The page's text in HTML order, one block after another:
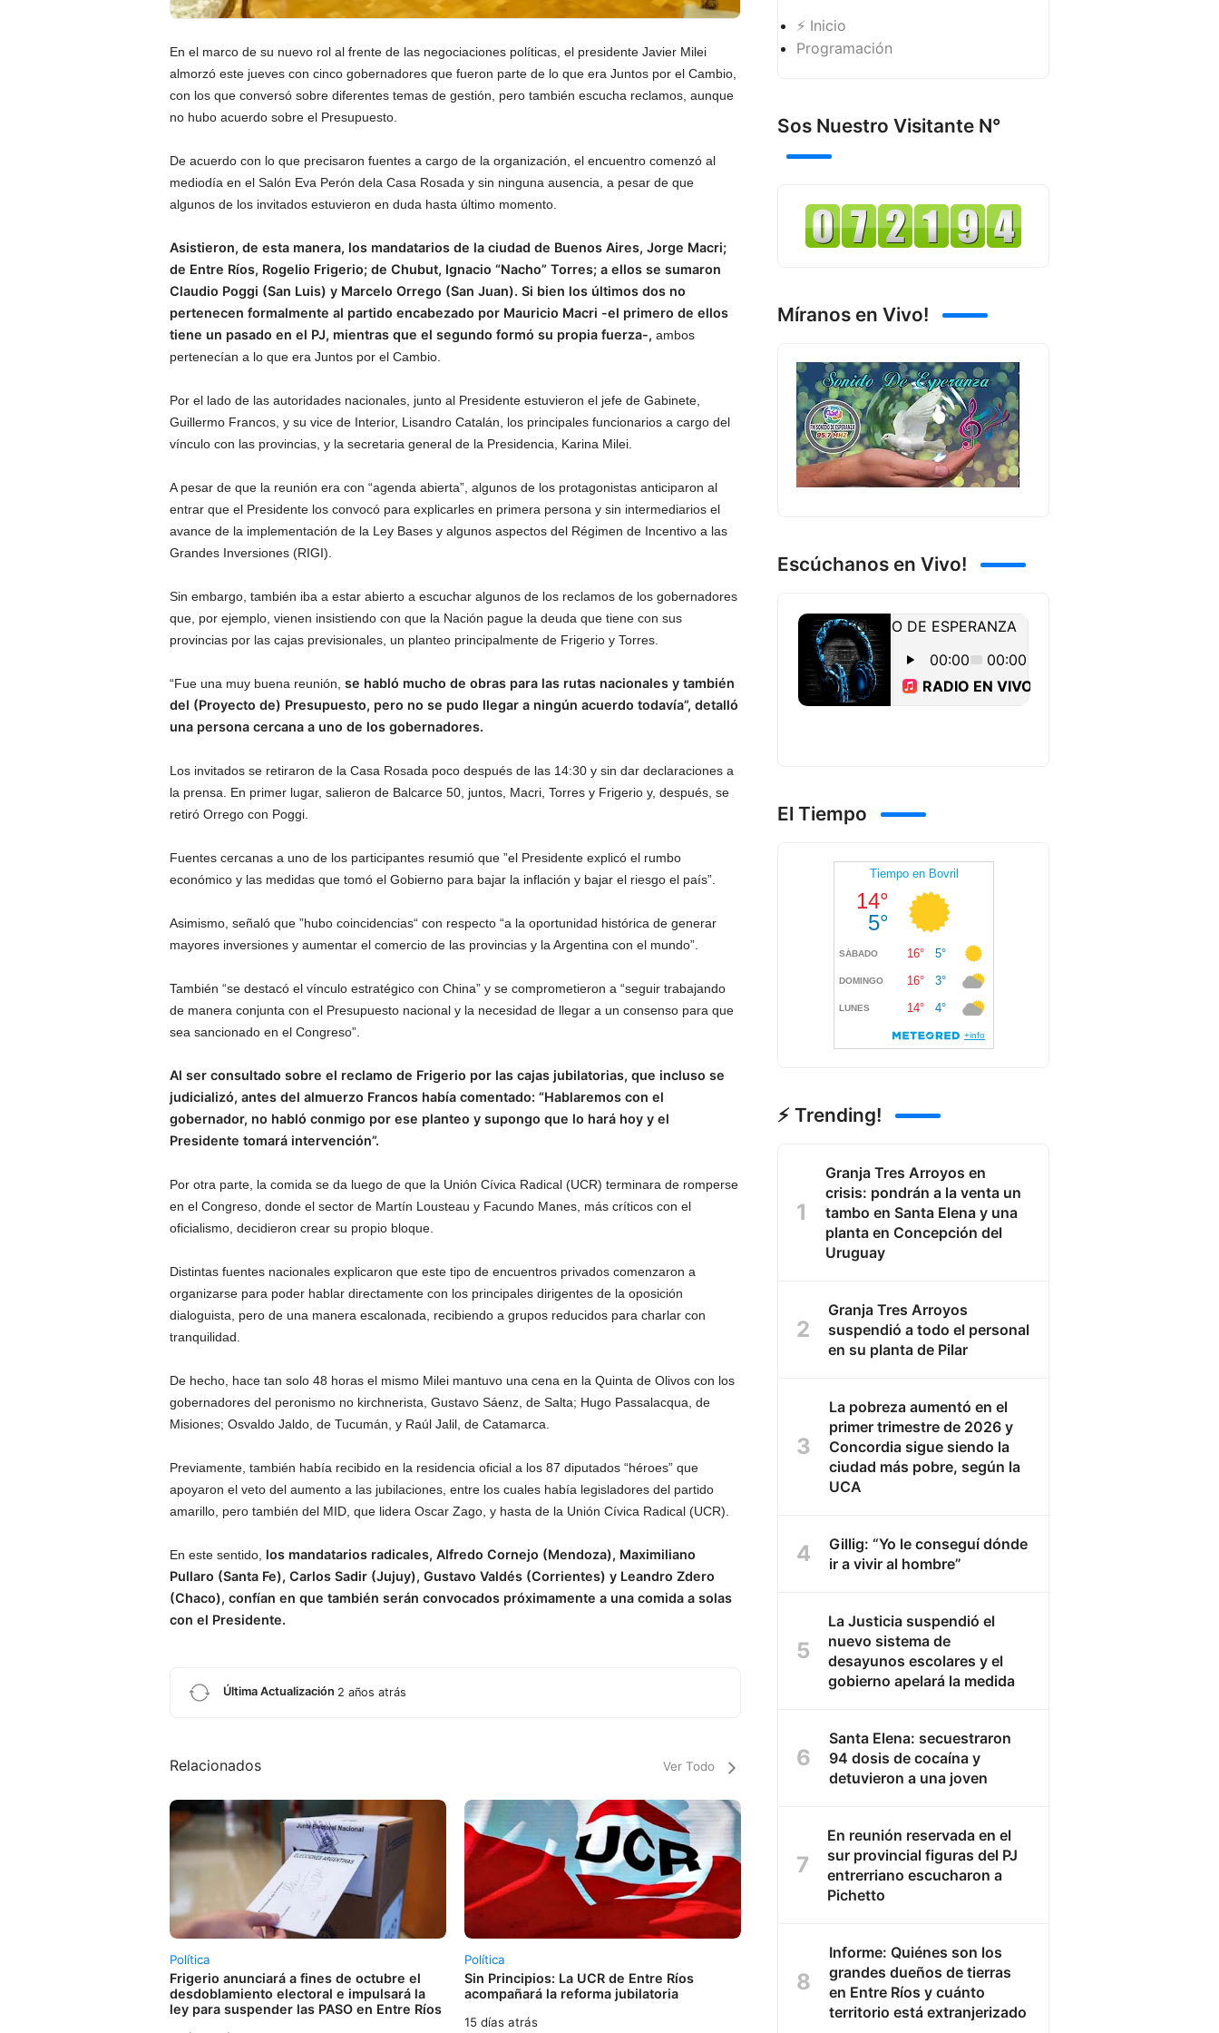
En el marco de su nuevo rol al frente de las negociaciones políticas, el presidente Javier Milei
almorzó este jueves con cinco gobernadores que fueron parte de lo que era Juntos por el Cambio,
con los que conversó sobre diferentes temas de gestión, pero también escucha reclamos, aunque
no hubo acuerdo sobre el Presupuesto.
De acuerdo con lo que precisaron fuentes a cargo de la organización, el encuentro comenzó al
mediodía en el Salón Eva Perón dela Casa Rosada y sin ninguna ausencia, a pesar de que
algunos de los invitados estuvieron en duda hasta último momento.
Asistieron, de esta manera, los mandatarios de la ciudad de Buenos Aires, Jorge Macri;
de Entre Ríos, Rogelio Frigerio; de Chubut, Ignacio “Nacho” Torres; a ellos se sumaron
Claudio Poggi (San Luis) y Marcelo Orrego (San Juan). Si bien los últimos dos no
pertenecen formalmente al partido encabezado por Mauricio Macri -el primero de ellos
tiene un pasado en el PJ, mientras que el segundo formó su propia fuerza-, ambos
pertenecían a lo que era Juntos por el Cambio.
Por el lado de las autoridades nacionales, junto al Presidente estuvieron el jefe de Gabinete,
Guillermo Francos, y su vice de Interior, Lisandro Catalán, los principales funcionarios a cargo del
vínculo con las provincias, y la secretaria general de la Presidencia, Karina Milei.
A pesar de que la reunión era con “agenda abierta”, algunos de los protagonistas anticiparon al
entrar que el Presidente los convocó para explicarles en primera persona y sin intermediarios el
avance de la implementación de la Ley Bases y algunos aspectos del Régimen de Incentivo a las
Grandes Inversiones (RIGI).
Sin embargo, también iba a estar abierto a escuchar algunos de los reclamos de los gobernadores
que, por ejemplo, vienen insistiendo con que la Nación pague la deuda que tiene con sus
provincias por las cajas previsionales, un planteo principalmente de Frigerio y Torres.
“Fue una muy buena reunión, se habló mucho de obras para las rutas nacionales y también
del (Proyecto de) Presupuesto, pero no se pudo llegar a ningún acuerdo todavía”, detalló
una persona cercana a uno de los gobernadores.
Los invitados se retiraron de la Casa Rosada poco después de las 14:30 y sin dar declaraciones a
la prensa. En primer lugar, salieron de Balcarce 50, juntos, Macri, Torres y Frigerio y, después, se
retiró Orrego con Poggi.
Fuentes cercanas a uno de los participantes resumió que ”el Presidente explicó el rumbo
económico y las medidas que tomó el Gobierno para bajar la inflación y bajar el riesgo el país”.
Asimismo, señaló que ”hubo coincidencias“ con respecto “a la oportunidad histórica de generar
mayores inversiones y aumentar el comercio de las provincias y la Argentina con el mundo”.
También “se destacó el vínculo estratégico con China” y se comprometieron a “seguir trabajando
de manera conjunta con el Presupuesto nacional y la necesidad de llegar a un consenso para que
sea sancionado en el Congreso”.
Al ser consultado sobre el reclamo de Frigerio por las cajas jubilatorias, que incluso se
judicializó, antes del almuerzo Francos había comentado: “Hablaremos con el
gobernador, no habló conmigo por ese planteo y supongo que lo hará hoy y el
Presidente tomará intervención”.
Por otra parte, la comida se da luego de que la Unión Cívica Radical (UCR) terminara de romperse
en el Congreso, donde el sector de Martín Lousteau y Facundo Manes, más críticos con el
oficialismo, decidieron crear su propio bloque.
Distintas fuentes nacionales explicaron que este tipo de encuentros privados comenzaron a
organizarse para poder hablar directamente con los principales dirigentes de la oposición
dialoguista, pero de una manera escalonada, recibiendo a grupos reducidos para charlar con
tranquilidad.
De hecho, hace tan solo 48 horas el mismo Milei mantuvo una cena en la Quinta de Olivos con los
gobernadores del peronismo no kirchnerista, Gustavo Sáenz, de Salta; Hugo Passalacqua, de
Misiones; Osvaldo Jaldo, de Tucumán, y Raúl Jalil, de Catamarca.
Previamente, también había recibido en la residencia oficial a los 87 diputados “héroes” que
apoyaron el veto del aumento a las jubilaciones, entre los cuales había legisladores del partido
amarillo, pero también del MID, que lidera Oscar Zago, y hasta de la Unión Cívica Radical (UCR).
En este sentido, los mandatarios radicales, Alfredo Cornejo (Mendoza), Maximiliano
Pullaro (Santa Fe), Carlos Sadir (Jujuy), Gustavo Valdés (Corrientes) y Leandro Zdero
(Chaco), confían en que también serán convocados próximamente a una comida a solas
con el Presidente.
Última Actualización 2 años atrás
Relacionados Ver Todo
Política
Frigerio anunciará a fines de octubre el
desdoblamiento electoral e impulsará la
ley para suspender las PASO en Entre Ríos
Política
Sin Principios: La UCR de Entre Ríos
acompañará la reforma jubilatoria
15 días atrás
⚡ Inicio
Programación
Sos Nuestro Visitante N°
Míranos en Vivo!
Escúchanos en Vivo!
El Tiempo
⚡ Trending!
Granja Tres Arroyos en
crisis: pondrán a la venta un
tambo en Santa Elena y una
planta en Concepción del
Uruguay
Granja Tres Arroyos
suspendió a todo el personal
en su planta de Pilar
La pobreza aumentó en el
primer trimestre de 2026 y
Concordia sigue siendo la
ciudad más pobre, según la
UCA
Gillig: “Yo le conseguí dónde
ir a vivir al hombre”
La Justicia suspendió el
nuevo sistema de
desayunos escolares y el
gobierno apelará la medida
Santa Elena: secuestraron
94 dosis de cocaína y
detuvieron a una joven
En reunión reservada en el
sur provincial figuras del PJ
entrerriano escucharon a
Pichetto
Informe: Quiénes son los
grandes dueños de tierras
en Entre Ríos y cuánto
territorio está extranjerizado